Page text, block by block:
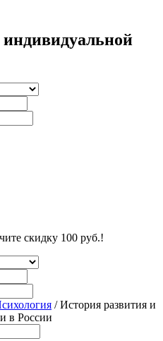
индивидуальной
скидку 100 руб.!
/ История развития и
в России